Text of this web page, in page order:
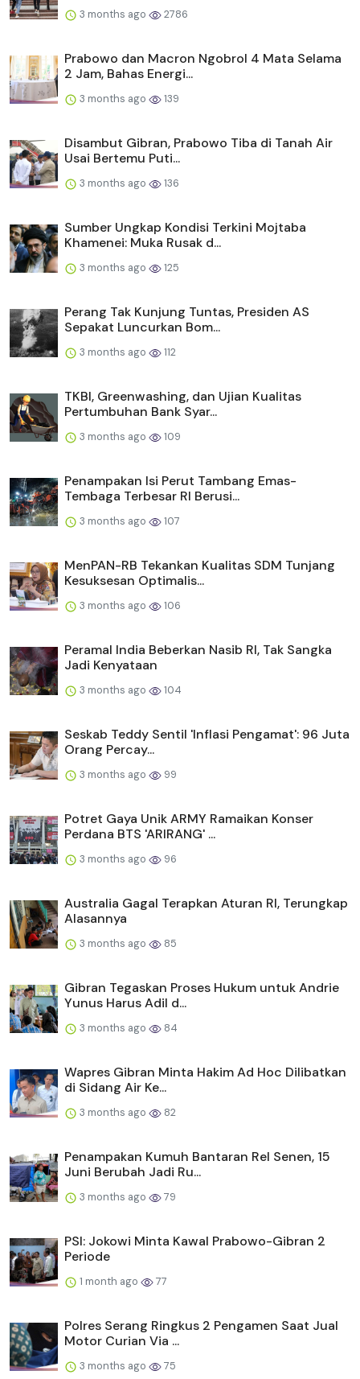
3 months ago 2786
Prabowo dan Macron Ngobrol 4 Mata Selama
2 Jam, Bahas Energi...
3 months ago 139
Disambut Gibran, Prabowo Tiba di Tanah Air
Usai Bertemu Puti...
3 months ago 136
Sumber Ungkap Kondisi Terkini Mojtaba
Khamenei: Muka Rusak d...
3 months ago 125
Perang Tak Kunjung Tuntas, Presiden AS
Sepakat Luncurkan Bom...
3 months ago 112
TKBI, Greenwashing, dan Ujian Kualitas
Pertumbuhan Bank Syar...
3 months ago 109
Penampakan Isi Perut Tambang Emas-
Tembaga Terbesar RI Berusi...
3 months ago 107
MenPAN-RB Tekankan Kualitas SDM Tunjang
Kesuksesan Optimalis...
3 months ago 106
Peramal India Beberkan Nasib RI, Tak Sangka
Jadi Kenyataan
3 months ago 104
Seskab Teddy Sentil 'Inflasi Pengamat': 96 Juta
Orang Percay...
3 months ago 99
Potret Gaya Unik ARMY Ramaikan Konser
Perdana BTS 'ARIRANG' ...
3 months ago 96
Australia Gagal Terapkan Aturan RI, Terungkap
Alasannya
3 months ago 85
Gibran Tegaskan Proses Hukum untuk Andrie
Yunus Harus Adil d...
3 months ago 84
Wapres Gibran Minta Hakim Ad Hoc Dilibatkan
di Sidang Air Ke...
3 months ago 82
Penampakan Kumuh Bantaran Rel Senen, 15
Juni Berubah Jadi Ru...
3 months ago 79
PSI: Jokowi Minta Kawal Prabowo-Gibran 2
Periode
1 month ago 77
Polres Serang Ringkus 2 Pengamen Saat Jual
Motor Curian Via ...
3 months ago 75